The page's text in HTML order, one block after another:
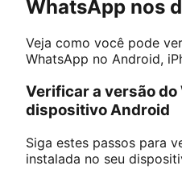
WhatsApp nos
Veja como você pode
WhatsApp no Android,
Verificar a versão
dispositivo Android
Siga estes passos para
instalada no seu